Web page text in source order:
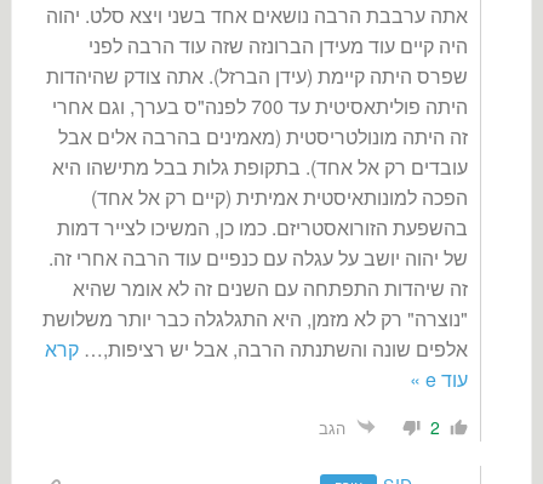
אתה ערבבת הרבה נושאים אחד בשני ויצא סלט. יהוה
היה קיים עוד מעידן הברונזה שזה עוד הרבה לפני
שפרס היתה קיימת (עידן הברזל). אתה צודק שהיהדות
היתה פוליתאסיטית עד 700 לפנה"ס בערך, וגם אחרי
זה היתה מונולטריסטית (מאמינים בהרבה אלים אבל
עובדים רק אל אחד). בתקופת גלות בבל מתישהו היא
הפכה למונותאיסטית אמיתית (קיים רק אל אחד)
בהשפעת הזורואסטריזם. כמו כן, המשיכו לצייר דמות
של יהוה יושב על עגלה עם כנפיים עוד הרבה אחרי זה.
זה שיהדות התפתחה עם השנים זה לא אומר שהיא
"נוצרה" רק לא מזמן, היא התגלגלה כבר יותר משלושת
אלפים שונה והשתנתה הרבה, אבל יש רציפות,… קרא
עוד e »
2 הגב